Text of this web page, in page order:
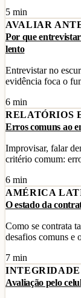
5 min
AVALIAR
Por que
lento
Entrevistar no
evidência foca o
6 min
RELATÓRIOS
Erros comuns ao
Improvisar, falar
critério comum:
6 min
AMÉRICA
O estado da
Como se contrata
desafios comuns e
7 min
Avaliação pelo